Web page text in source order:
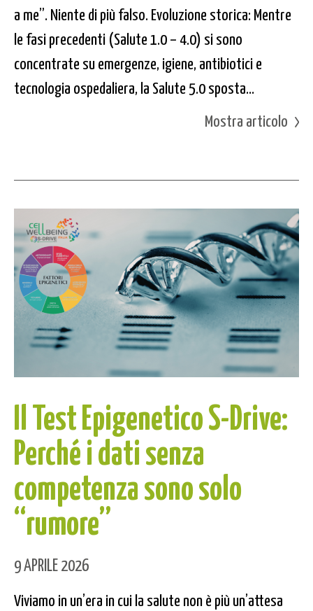
a me”. Niente di più falso. Evoluzione storica: Mentre
le fasi precedenti (Salute 1.0 – 4.0) si sono
concentrate su emergenze, igiene, antibiotici e
tecnologia ospedaliera, la Salute 5.0 sposta...
Mostra articolo
Il Test Epigenetico S-Drive:
Perché i dati senza
competenza sono solo
“rumore”
9 APRILE 2026
Viviamo in un’era in cui la salute non è più un’attesa